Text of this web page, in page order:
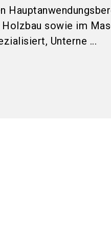
Holzbau sowie im
Unterne ...